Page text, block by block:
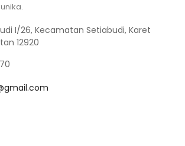
I/26, Kecamatan Setiabudi, Karet
12920